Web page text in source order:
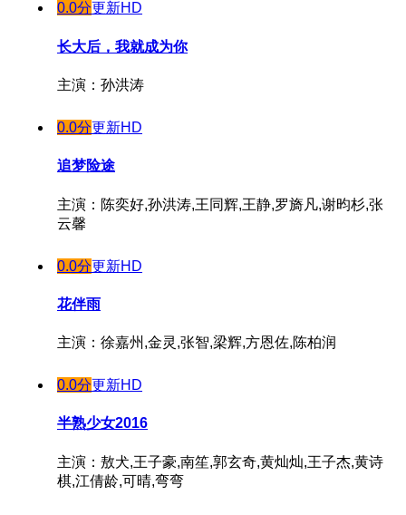
0.0分更新HD
长大后，我就成为你
主演：孙洪涛
0.0分更新HD
追梦险途
主演：陈奕好,孙洪涛,王同辉,王静,罗旖凡,谢昀杉,张
云馨
0.0分更新HD
花伴雨
主演：徐嘉州,金灵,张智,梁辉,方恩佐,陈柏润
0.0分更新HD
半熟少女2016
主演：敖犬,王子豪,南笙,郭玄奇,黄灿灿,王子杰,黄诗
棋,江倩龄,可晴,弯弯